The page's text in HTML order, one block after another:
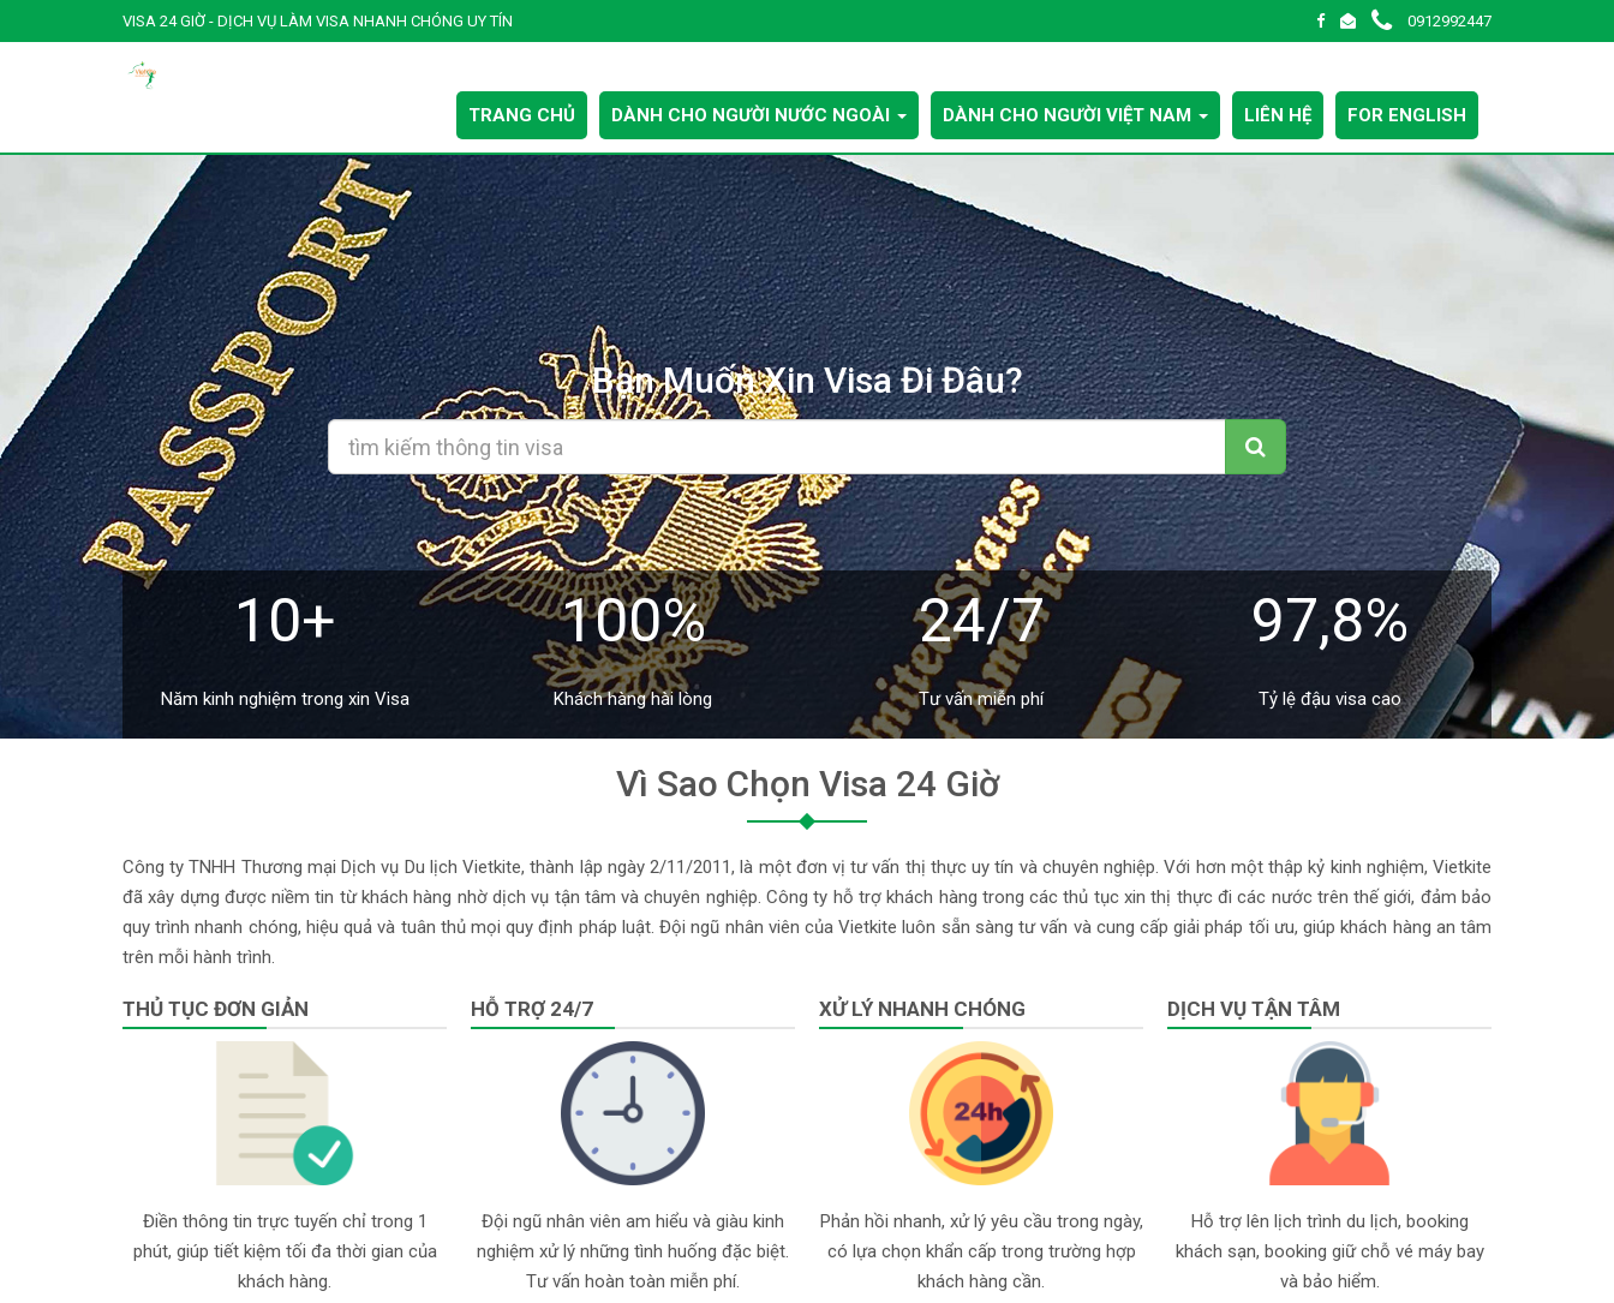
VISA 24 GIỜ - DỊCH VỤ LÀM VISA NHANH CHÓNG UY TÍN 0912992447
TRANG CHỦ DÀNH CHO NGƯỜI NƯỚC NGOÀI DÀNH CHO NGƯỜI VIỆT NAM LIÊN HỆ FOR ENGLISH
Bạn Muốn Xin Visa Đi Đâu?
10+
Năm kinh nghiệm trong xin Visa
100%
Khách hàng hài lòng
24/7
Tư vấn miễn phí
97,8%
Tỷ lệ đậu visa cao
Vì Sao Chọn Visa 24 Giờ
Công ty TNHH Thương mại Dịch vụ Du lịch Vietkite, thành lập ngày 2/11/2011, là một đơn vị tư vấn thị thực uy tín và chuyên nghiệp. Với hơn một thập kỷ kinh nghiệm, Vietkite
đã xây dựng được niềm tin từ khách hàng nhờ dịch vụ tận tâm và chuyên nghiệp. Công ty hỗ trợ khách hàng trong các thủ tục xin thị thực đi các nước trên thế giới, đảm bảo
quy trình nhanh chóng, hiệu quả và tuân thủ mọi quy định pháp luật. Đội ngũ nhân viên của Vietkite luôn sẵn sàng tư vấn và cung cấp giải pháp tối ưu, giúp khách hàng an tâm
trên mỗi hành trình.
THỦ TỤC ĐƠN GIẢN
Điền thông tin trực tuyến chỉ trong 1
phút, giúp tiết kiệm tối đa thời gian của
khách hàng.
HỖ TRỢ 24/7
Đội ngũ nhân viên am hiểu và giàu kinh
nghiệm xử lý những tình huống đặc biệt.
Tư vấn hoàn toàn miễn phí.
XỬ LÝ NHANH CHÓNG
Phản hồi nhanh, xử lý yêu cầu trong ngày,
có lựa chọn khẩn cấp trong trường hợp
khách hàng cần.
DỊCH VỤ TẬN TÂM
Hỗ trợ lên lịch trình du lịch, booking
khách sạn, booking giữ chỗ vé máy bay
và bảo hiểm.